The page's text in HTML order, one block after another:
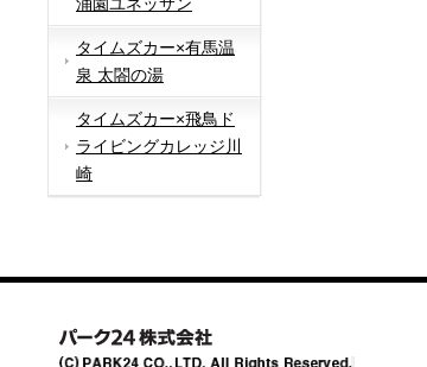
涌園ユネッサン
タイムズカー×有馬温
泉 太閤の湯
タイムズカー×飛鳥ド
ライビングカレッジ川
崎